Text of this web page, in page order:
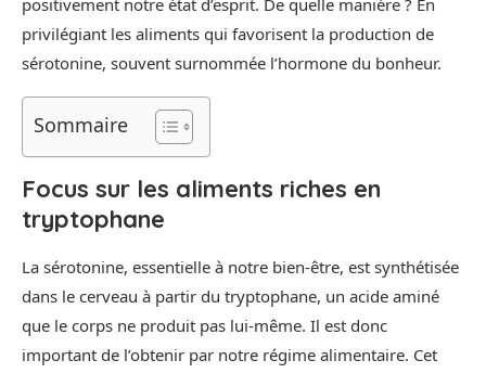
positivement notre état d’esprit. De quelle manière ? En
privilégiant les aliments qui favorisent la production de
sérotonine, souvent surnommée l’hormone du bonheur.
Sommaire
Focus sur les aliments riches en
tryptophane
La sérotonine, essentielle à notre bien-être, est synthétisée
dans le cerveau à partir du tryptophane, un acide aminé
que le corps ne produit pas lui-même. Il est donc
important de l’obtenir par notre régime alimentaire. Cet